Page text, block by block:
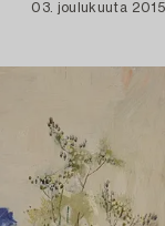
03. joulukuuta 2015